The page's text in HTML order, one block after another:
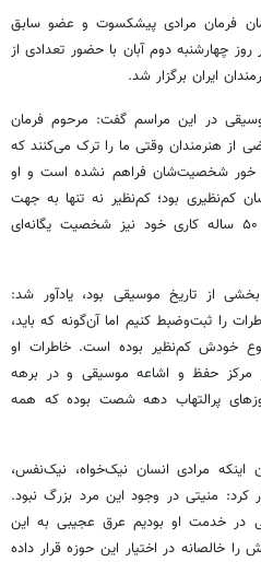
فرمان مرادی پیشکسوت و عضو سابق
چهارشنبه دوم آبان با حضور تعدادی از
ایران برگزار شد.
در این مراسم گفت: مرحوم فرمان
از هنرمندان وقتی ما را ترک می‌کنند که
خور شخصیت‌شان فراهم نشده است و او
کم‌نظیری بود؛ کم‌نظیر نه تنها به جهت
ساخت ساز بلکه او در طول زندگی ۵۰ ساله کاری خود نیز شخصیت یگانه‌ای
از تاریخ موسیقی بود، یادآور شد:
را ثبت‌وضبط کنیم اما آن‌گونه که باید،
خودش کم‌نظیر بوده است. خاطرات او
مرکز حفظ و اشاعه موسیقی و در برهه
پرالتهاب دهه شصت بوده که همه
اینکه مرادی انسان نیک‌خواه، نیک‌نفس،
منیتی در وجود این مرد بزرگ نبود.
خدمت او بودیم عرق عجیبی به این
خالصانه در اختیار این حوزه قرار داده